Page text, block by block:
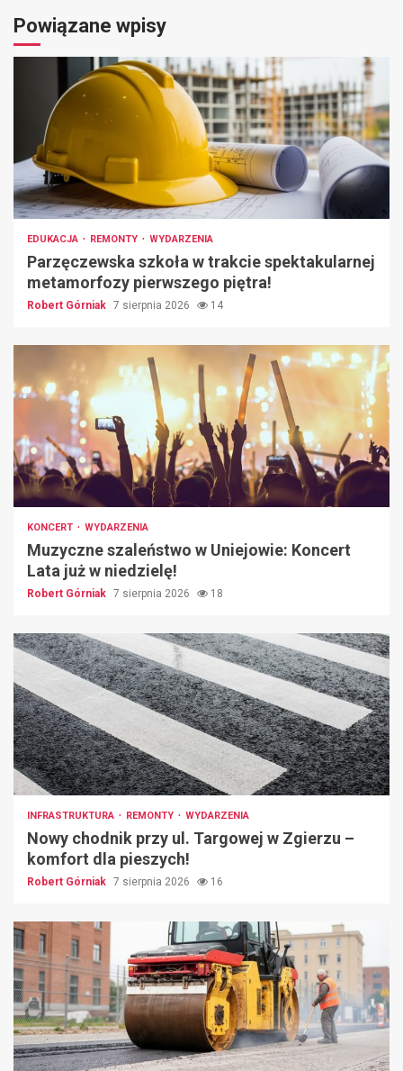
Powiązane wpisy
EDUKACJA REMONTY WYDARZENIA
Parzęczewska szkoła w trakcie spektakularnej
metamorfozy pierwszego piętra!
Robert Górniak 7 sierpnia 2026 14
KONCERT WYDARZENIA
Muzyczne szaleństwo w Uniejowie: Koncert
Lata już w niedzielę!
Robert Górniak 7 sierpnia 2026 18
INFRASTRUKTURA REMONTY WYDARZENIA
Nowy chodnik przy ul. Targowej w Zgierzu –
komfort dla pieszych!
Robert Górniak 7 sierpnia 2026 16